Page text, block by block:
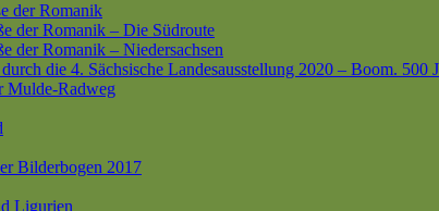
der Romanik
der Romanik – Die Südroute
der Romanik – Niedersachsen
die 4. Sächsische Landesausstellung 2020 – Boom. 500
Mulde-Radweg
Bilderbogen 2017
Ligurien